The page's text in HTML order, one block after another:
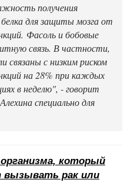
получения
для защиты мозга от
Фасоль и бобовые
связь. В частности,
связаны с низким риском
на 28% при каждых
в неделю", - говорит
специально для
который
вызывать рак или